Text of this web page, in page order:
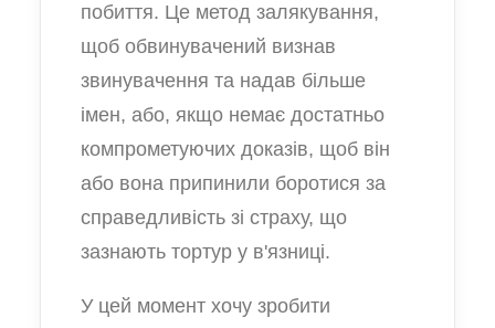
побиття. Це метод залякування,
щоб обвинувачений визнав
звинувачення та надав більше
імен, або, якщо немає достатньо
компрометуючих доказів, щоб він
або вона припинили боротися за
справедливість зі страху, що
зазнають тортур у в'язниці.
У цей момент хочу зробити